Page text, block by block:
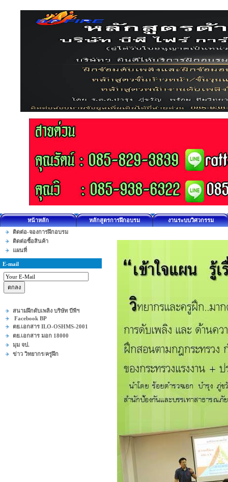
หน้าหลัก หลักสูตรการฝึกอบรม
งานระบบวิศวกรรม
ติดต่อ-จองการฝึกอบรม
ติดต่อซื้อสินค้า
แผนที่
E-mail
สนามฝึกดับเพลิง บริษัท บีพีฯ
Facebook BP
ตย.เอกสาร ILO-OSHMS-2001
ตย.เอกสาร มอก 18000
มุม จป.
ข่าว วิทยากร/ครูฝึก